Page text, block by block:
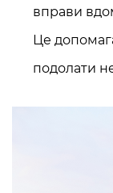
вправи
Це
подолати